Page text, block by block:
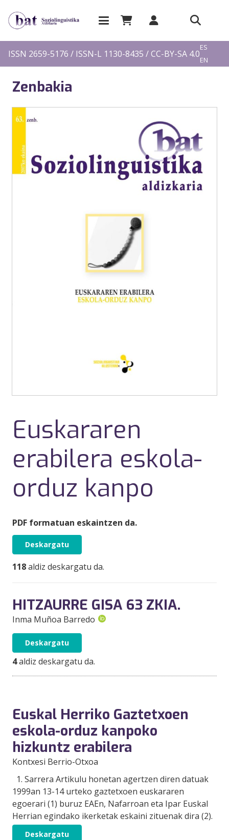
ISSN 2659-5176 / ISSN-L 1130-8435 / CC-BY-SA 4.0
ES
EN
Zenbakia
Euskararen
erabilera eskola-
orduz kanpo
PDF formatuan eskaintzen da.
Deskargatu
118aldiz deskargatu da.
HITZAURRE GISA 63 ZKIA.
Inma Muñoa Barredo
Deskargatu
4aldiz deskargatu da.
Euskal Herriko Gaztetxoen
eskola-orduz kanpoko
hizkuntz erabilera
Kontxesi Berrio-Otxoa
1. Sarrera Artikulu honetan agertzen diren datuak
1999an 13-14 urteko gaztetxoen euskararen
egoerari (1) buruz EAEn, Nafarroan eta Ipar Euskal
Herrian egindako ikerketak eskaini zituenak dira (2).
Deskargatu